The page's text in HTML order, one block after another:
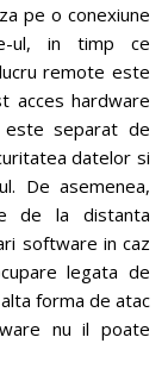
pe o conexiune
ul, in timp ce
remote este
acces hardware
este separat de
datelor si
De asemenea,
de la distanta
software in caz
legata de
forma de atac
nu il poate